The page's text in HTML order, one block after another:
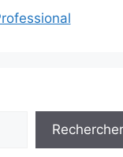
Rechercher